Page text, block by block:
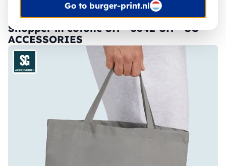
Go to burger-print.nl
Shopper in cotone SH - 3842-SH - SG
ACCESSORIES